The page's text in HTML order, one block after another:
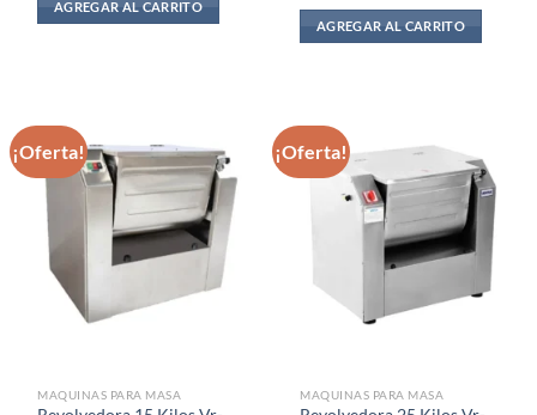
era:
$599.990.
es:
$464.990.
AGREGAR AL CARRITO
original
era:
$1.955.990.
AGREGAR AL CARRITO
¡Oferta!
MAQUINAS PARA MASA
¡Oferta!
MAQUINAS PARA MASA